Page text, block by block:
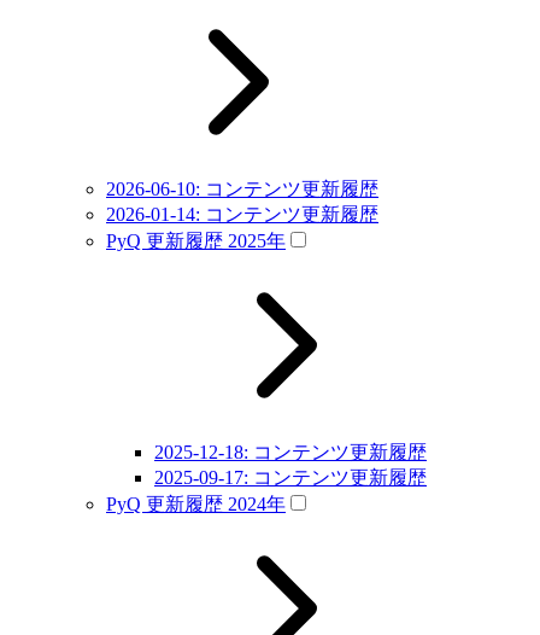
2026-06-10: コンテンツ更新履歴
2026-01-14: コンテンツ更新履歴
PyQ 更新履歴 2025年
2025-12-18: コンテンツ更新履歴
2025-09-17: コンテンツ更新履歴
PyQ 更新履歴 2024年